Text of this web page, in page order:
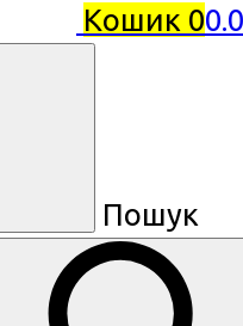
Кошик 0
Пошук